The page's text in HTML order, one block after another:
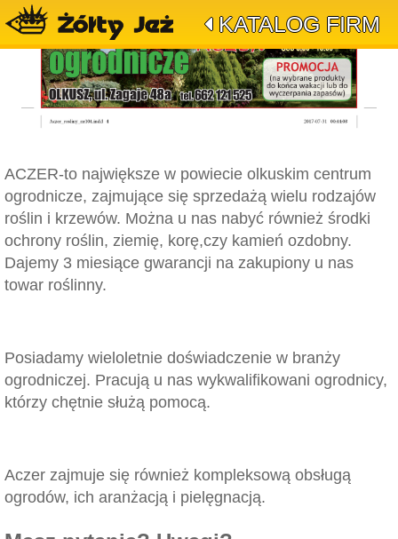
KATALOG FIRM
ACZER-to największe w powiecie olkuskim centrum
ogrodnicze, zajmujące się sprzedażą wielu rodzajów
roślin i krzewów. Można u nas nabyć również środki
ochrony roślin, ziemię, korę,czy kamień ozdobny.
Dajemy 3 miesiące gwarancji na zakupiony u nas
towar roślinny.
Posiadamy wieloletnie doświadczenie w branży
ogrodniczej. Pracują u nas wykwalifikowani ogrodnicy,
którzy chętnie służą pomocą.
Aczer zajmuje się również kompleksową obsługą
ogrodów, ich aranżacją i pielęgnacją.